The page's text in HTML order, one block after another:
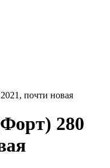
почти новая
280